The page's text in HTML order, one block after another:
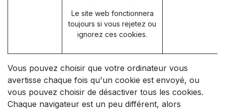
Le site web fonctionnera
toujours si vous rejetez ou
ignorez ces cookies.
Vous pouvez choisir que votre ordinateur vous
avertisse chaque fois qu'un cookie est envoyé, ou
vous pouvez choisir de désactiver tous les cookies.
Chaque navigateur est un peu différent, alors